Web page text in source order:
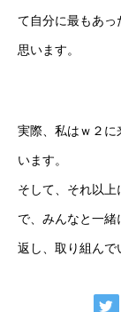
て自分に最もあっ
思います。
実際、私はｗ２に
います。
そして、それ以
で、みんなと一緒
返し、取り組んで